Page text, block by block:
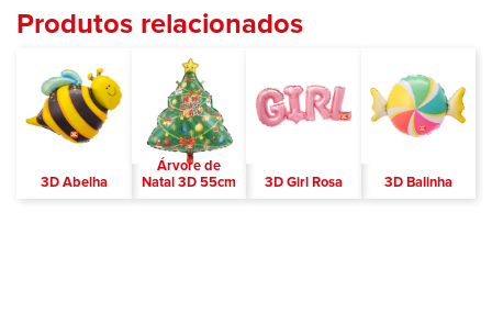
Produtos relacionados
3D Abelha
Árvore de
Natal 3D 55cm 3D Girl Rosa 3D Balinha